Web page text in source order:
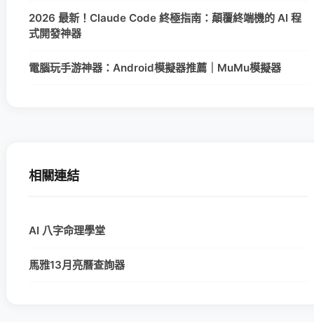
2026 最新！Claude Code 終極指南：顛覆終端機的 AI 程
式開發神器
電腦玩手游神器：Android模擬器推薦｜MuMu模擬器
相關連結
AI 八字命理學堂
馬雅13月亮曆查詢器